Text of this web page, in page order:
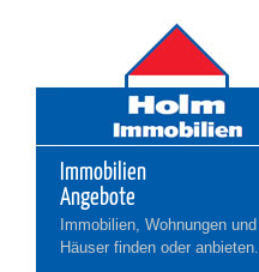
Immobilien
Angebote
Immobilien, Wohnungen und
Häuser finden oder anbieten.